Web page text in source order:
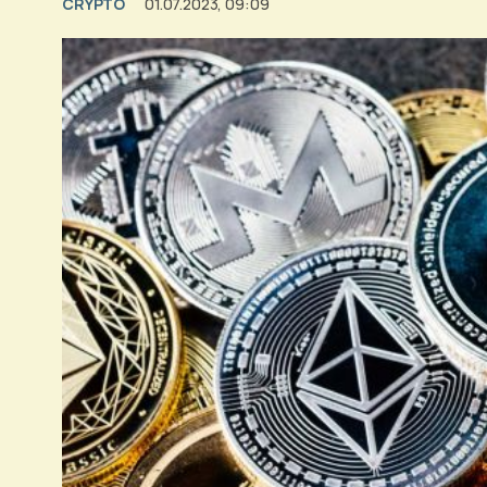
CRYPTO 01.07.2023, 09:09